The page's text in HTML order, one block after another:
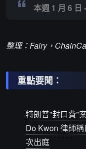
本週 1 月 6 日
整理：Fairy，
重點要聞：
特朗普"封口費"
Do Kwon 律師
次出庭